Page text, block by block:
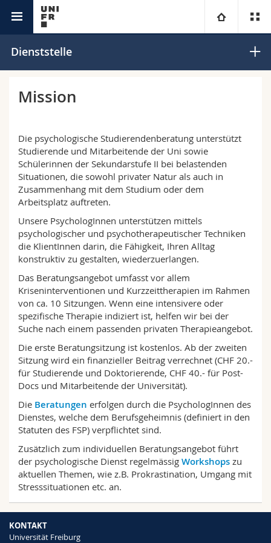
Universität
Forschung
Universität
Rechtswissenschaftliche Fak.
Wirtschafts- und Sozialwissenschaftliche Fak.
Fak. für Erziehungs- und Bildungswissenschaften
Math.-Nat. und Med. Fak.
Interfakultär
Studieninteressierte
Studierende
Forschende
Mitarbeitende
Doktorierende
Ressourcen
Personenverzeichnis
Ortsplan
Bibliotheken
Webmail
Vorlesungsverzeichnis
MyUnifr
Akademische Dienste Psychologische Beratung
Dienststelle
Mission
Die psychologische Studierendenberatung unterstützt
Studierende und Mitarbeitende der Uni sowie
Schülerinnen der Sekundarstufe II bei belastenden
Situationen, die sowohl privater Natur als auch in
Zusammenhang mit dem Studium oder dem
Arbeitsplatz auftreten.
Unsere PsychologInnen unterstützen mittels
psychologischer und psychotherapeutischer Techniken
die KlientInnen darin, die Fähigkeit, Ihren Alltag
konstruktiv zu gestalten, wiederzuerlangen.
Das Beratungsangebot umfasst vor allem
Kriseninterventionen und Kurzzeittherapien im Rahmen
von ca. 10 Sitzungen. Wenn eine intensivere oder
spezifische Therapie indiziert ist, helfen wir bei der
Suche nach einem passenden privaten Therapieangebot.
Die erste Beratungsitzung ist kostenlos. Ab der zweiten
Sitzung wird ein finanzieller Beitrag verrechnet (CHF 20.-
für Studierende und Doktorierende, CHF 40.- für Post-
Docs und Mitarbeitende der Universität).
Die Beratungen erfolgen durch die PsychologInnen des
Dienstes, welche dem Berufsgeheimnis (definiert in den
Statuten des FSP) verpflichtet sind.
Zusätzlich zum individuellen Beratungsangebot führt
der psychologische Dienst regelmässig Workshops zu
aktuellen Themen, wie z.B. Prokrastination, Umgang mit
Stresssituationen etc. an.
KONTAKT
Universität Freiburg